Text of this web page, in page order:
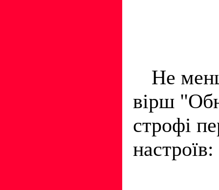
Не
вірш
строфі
настроїв: